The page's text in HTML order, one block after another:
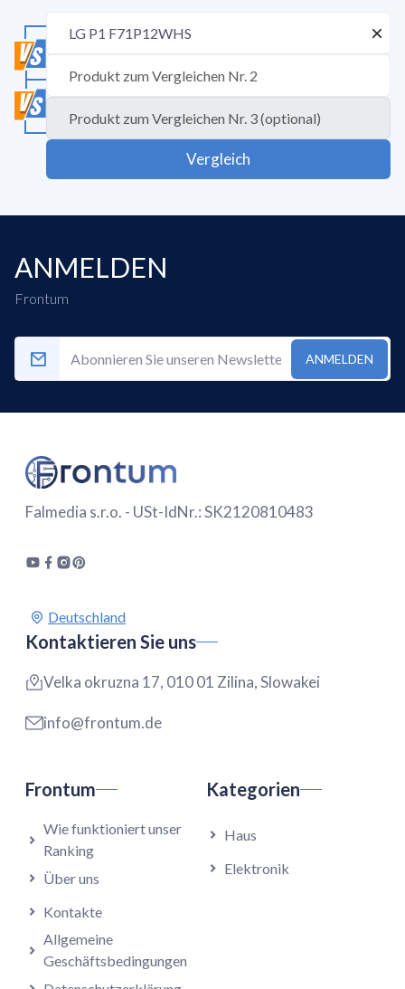
Vergleich
ANMELDEN
Frontum
ANMELDEN
Falmedia s.r.o. - USt-IdNr.: SK2120810483
Kontaktieren Sie uns
Velka okruzna 17, 010 01 Zilina, Slowakei
info@frontum.de
Frontum
Wie funktioniert unser
Ranking
Über uns
Kontakte
Allgemeine
Geschäftsbedingungen
Kategorien
Haus
Elektronik